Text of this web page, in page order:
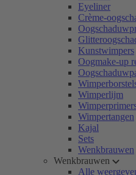
Eyeliner
Crème-
Kunstwimpers
Oogmake-up
Wimperlijm
Wimpertangen
Kajal
Sets
Wenkbrauwen
Wenkbrauwen
Alle